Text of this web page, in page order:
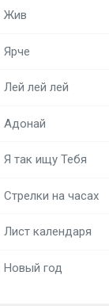
Жив
Ярче
Лей лей лей
Адонай
Я так ищу Тебя
Стрелки на часах
Лист календаря
Новый год